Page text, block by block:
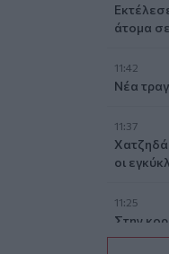
άτομα
11:42
Νέα
11:37
οι
11:25
Στην
Χριστό -